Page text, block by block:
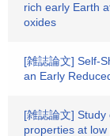
rich early Earth
oxides
[雑誌論文] Self-
an Early
[雑誌論文]
properties at